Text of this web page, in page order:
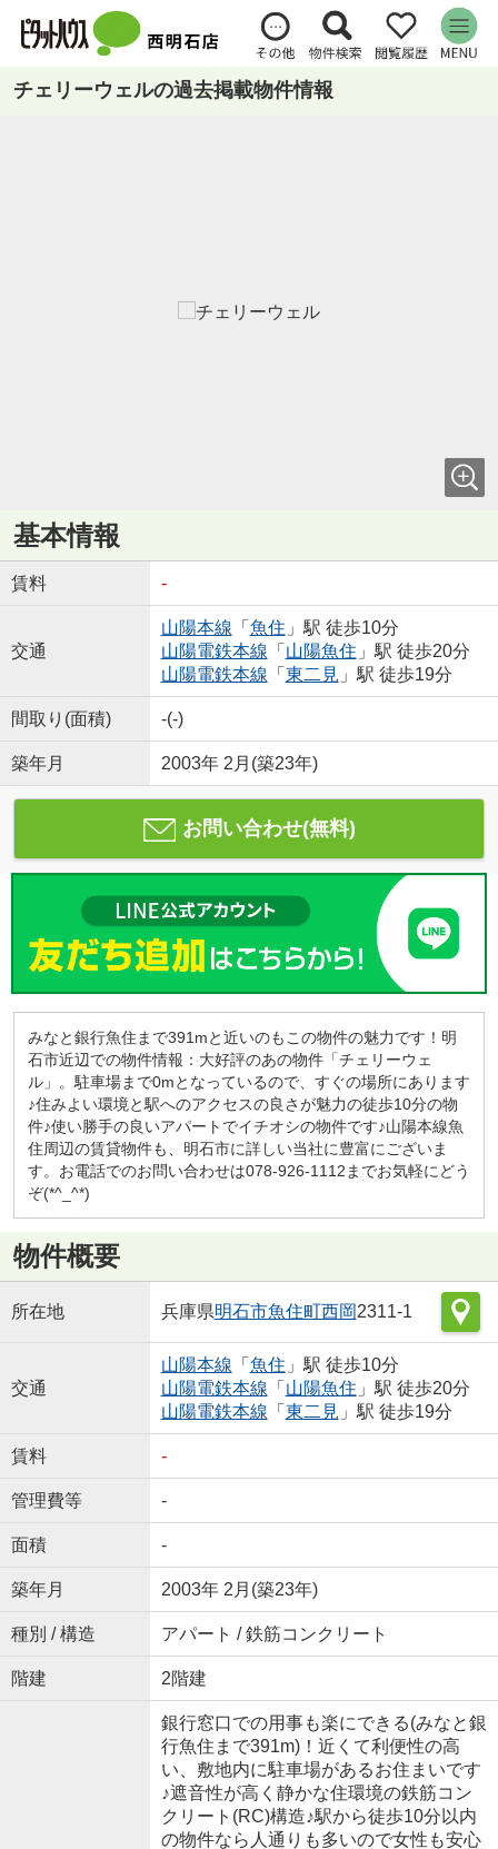
チェリーウェルの過去掲載物件情報
基本情報
賃料 -
交通
山陽本線 「 魚住 」駅 徒歩10分
山陽電鉄本線 「 山陽魚住 」駅 徒歩20分
山陽電鉄本線 「 東二見 」駅 徒歩19分
間取り(面積) -(-)
築年月 2003年 2月(築23年)
お問い合わせ(無料)
みなと銀行魚住まで391mと近いのもこの物件の魅力です！明
石市近辺での物件情報：大好評のあの物件「チェリーウェ
ル」。駐車場まで0mとなっているので、すぐの場所にあります
♪住みよい環境と駅へのアクセスの良さが魅力の徒歩10分の物
件♪使い勝手の良いアパートでイチオシの物件です♪山陽本線魚
住周辺の賃貸物件も、明石市に詳しい当社に豊富にございま
す。お電話でのお問い合わせは078-926-1112までお気軽にどう
ぞ(*^_^*)
物件概要
所在地 兵庫県明石市魚住町西岡2311-1
交通
山陽本線 「 魚住 」駅 徒歩10分
山陽電鉄本線 「 山陽魚住 」駅 徒歩20分
山陽電鉄本線 「 東二見 」駅 徒歩19分
賃料 -
管理費等 -
面積 -
築年月 2003年 2月(築23年)
種別 / 構造 アパート / 鉄筋コンクリート
階建 2階建
銀行窓口での用事も楽にできる(みなと銀
行魚住まで391m)！近くて利便性の高
い、敷地内に駐車場があるお住まいです
♪遮音性が高く静かな住環境の鉄筋コン
クリート(RC)構造♪駅から徒歩10分以内
の物件なら人通りも多いので女性も安心